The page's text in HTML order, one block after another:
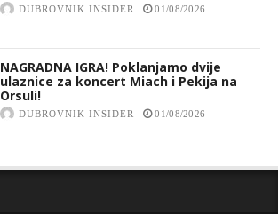
DUBROVNIK INSIDER 01/08/2026
NAGRADNA IGRA! Poklanjamo dvije
ulaznice za koncert Miach i Pekija na
Orsuli!
DUBROVNIK INSIDER 01/08/2026